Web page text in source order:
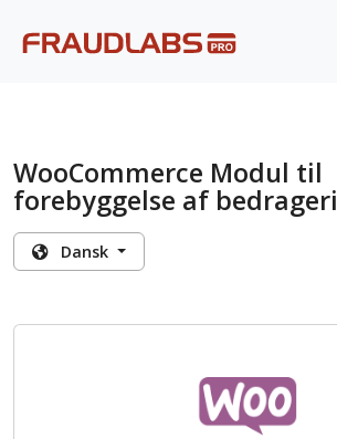
WooCommerce Modul til
forebyggelse af bedrageri
Dansk